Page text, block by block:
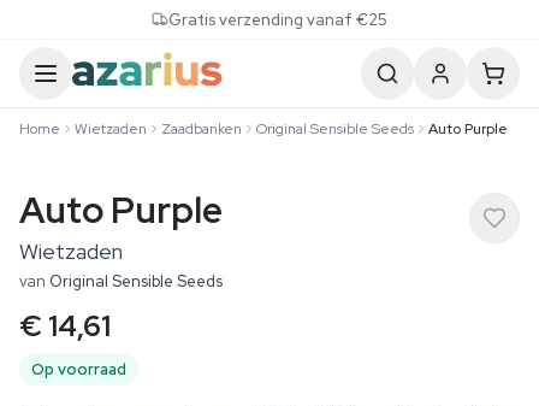
Gratis verzending vanaf €25
Home Wietzaden Zaadbanken Original Sensible Seeds Auto Purple
Auto Purple
Wietzaden
van Original Sensible Seeds
€ 14,61
Op voorraad